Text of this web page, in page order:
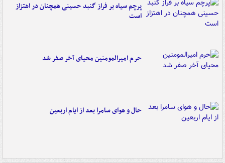
پرچم سیاه بر فراز گنبد حسینی همچنان در اهتزاز
است
حرم امیرالمومنین محیای آخر صفر شد
حال و هوای سامرا بعد از ایام اربعین